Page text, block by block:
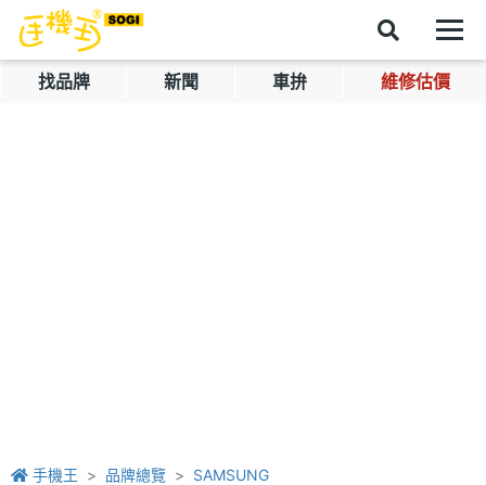
找品牌 新聞 車拚 維修估價
手機王 品牌總覽 SAMSUNG